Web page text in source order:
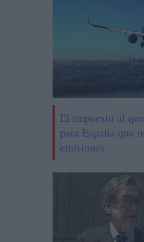
El impuesto al
para España que
emisiones